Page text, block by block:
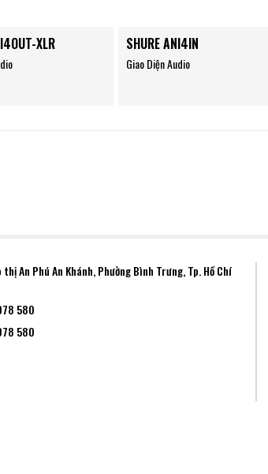
XLR SHURE ANI4IN
Giao Diện Audio
thị An Phú An Khánh, PhườngBình Trưng, Tp. Hồ Chí
580
580